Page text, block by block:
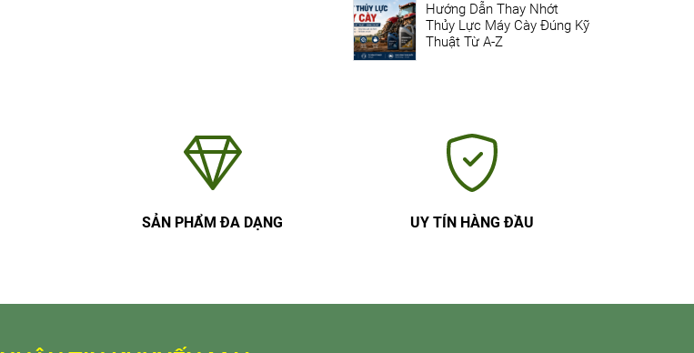
Hướng Dẫn Thay Nhớt
Thủy Lực Máy Cày Đúng Kỹ
Thuật Từ A-Z
SẢN PHẨM ĐA DẠNG UY TÍN HÀNG ĐẦU